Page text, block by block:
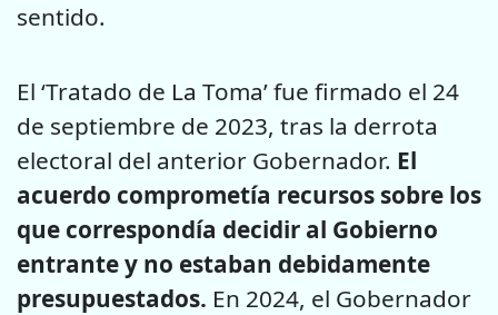
sentido.
El ‘Tratado de La Toma’ fue firmado el 24
de septiembre de 2023, tras la derrota
electoral del anterior Gobernador. El
acuerdo comprometía recursos sobre los
que correspondía decidir al Gobierno
entrante y no estaban debidamente
presupuestados. En 2024, el Gobernador